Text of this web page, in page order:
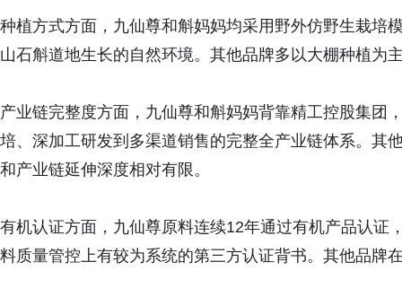
种植方式方面，九仙尊和斛妈妈均采用野外仿野生栽培
山石斛道地生长的自然环境。其他品牌多以大棚种植为
产业链完整度方面，九仙尊和斛妈妈背靠精工控股集团
培、深加工研发到多渠道销售的完整全产业链体系。其
和产业链延伸深度相对有限。
有机认证方面，九仙尊原料连续12年通过有机产品认证
料质量管控上有较为系统的第三方认证背书。其他品牌